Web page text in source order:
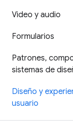
Video y audio
Formularios
Patrones,
sistemas de
Diseño y
usuario